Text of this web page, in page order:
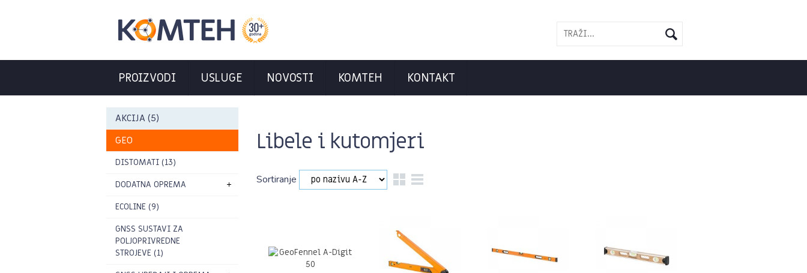
PROIZVODI USLUGE NOVOSTI KOMTEH KONTAKT
AKCIJA (5)
GEO
DISTOMATI (13)
DODATNA OPREMA
ECOLINE (9)
GNSS SUSTAVI ZA
POLJOPRIVREDNE
STROJEVE (1)
Libele i kutomjeri
Sortiranje